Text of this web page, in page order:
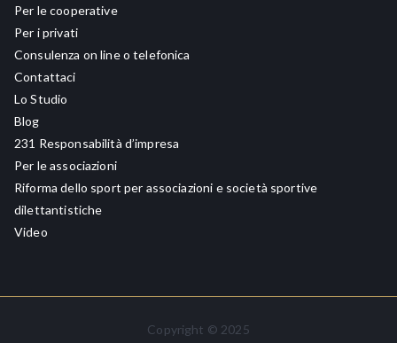
Per le cooperative
Per i privati
Consulenza on line o telefonica
Contattaci
Lo Studio
Blog
231 Responsabilità d’impresa
Per le associazioni
Riforma dello sport per associazioni e società sportive
dilettantistiche
Video
Copyright © 2025